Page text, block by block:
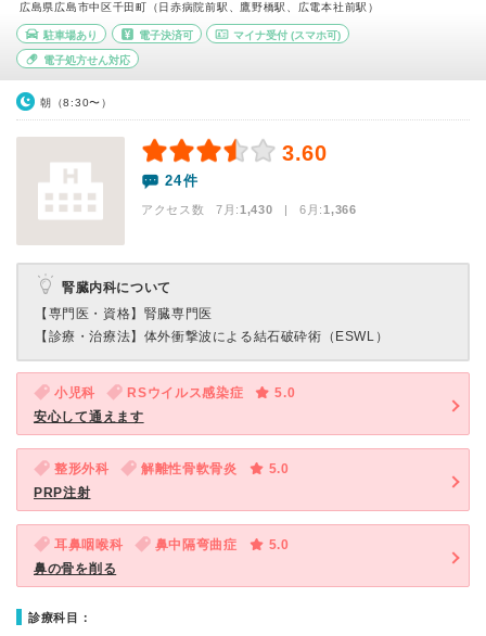
広島県広島市中区千田町（日赤病院前駅、鷹野橋駅、広電本社前駅）
駐車場あり 電子決済可 マイナ受付 (スマホ可)
電子処方せん対応
朝（8:30〜）
3.60
24件
アクセス数 7月:1,430 | 6月:1,366
腎臓内科について
【専門医・資格】 腎臓専門医
【診療・治療法】 体外衝撃波による結石破砕術（ESWL）
小児科 RSウイルス感染症
5.0
安心して通えます
整形外科 解離性骨軟骨炎
5.0
PRP注射
耳鼻咽喉科 鼻中隔弯曲症
5.0
鼻の骨を削る
診療科目：